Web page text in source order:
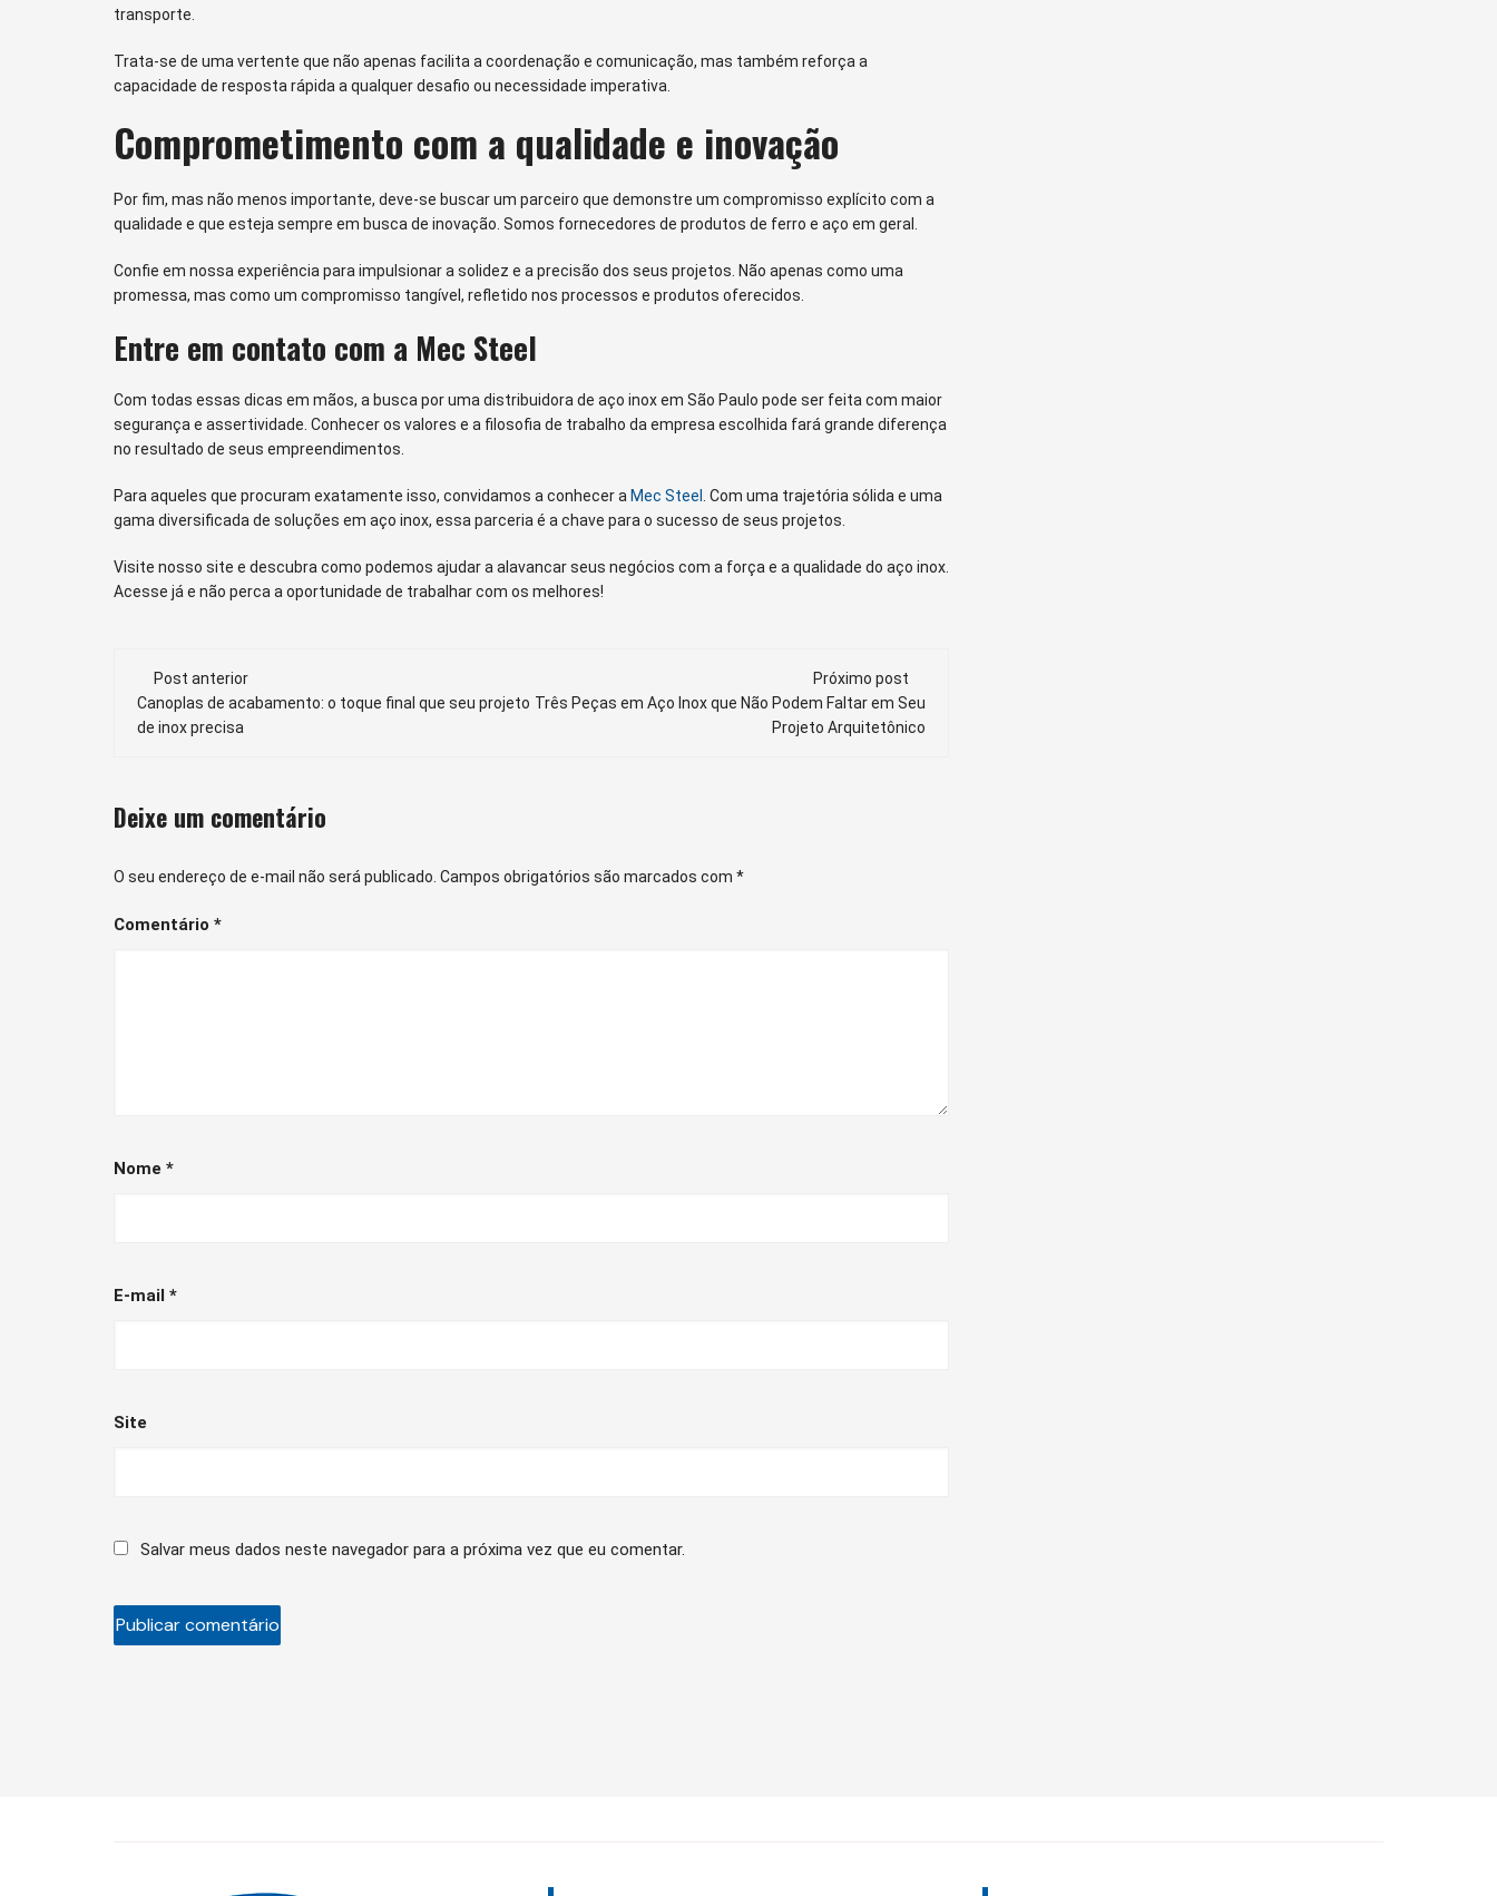
transporte.
Trata-se de uma vertente que não apenas facilita a coordenação e comunicação, mas também reforça a
capacidade de resposta rápida a qualquer desafio ou necessidade imperativa.
Comprometimento com a qualidade e inovação
Por fim, mas não menos importante, deve-se buscar um parceiro que demonstre um compromisso explícito com a
qualidade e que esteja sempre em busca de inovação. Somos fornecedores de produtos de ferro e aço em geral.
Confie em nossa experiência para impulsionar a solidez e a precisão dos seus projetos. Não apenas como uma
promessa, mas como um compromisso tangível, refletido nos processos e produtos oferecidos.
Entre em contato com a Mec Steel
Com todas essas dicas em mãos, a busca por uma distribuidora de aço inox em São Paulo pode ser feita com maior
segurança e assertividade. Conhecer os valores e a filosofia de trabalho da empresa escolhida fará grande diferença
no resultado de seus empreendimentos.
Para aqueles que procuram exatamente isso, convidamos a conhecer a Mec Steel
. Com uma trajetória sólida e uma
gama diversificada de soluções em aço inox, essa parceria é a chave para o sucesso de seus projetos.
Visite nosso site e descubra como podemos ajudar a alavancar seus negócios com a força e a qualidade do aço inox.
Acesse já e não perca a oportunidade de trabalhar com os melhores!
Navegação
de
Post anterior
Canoplas de acabamento: o toque final que seu projeto
de inox precisa
Próximo post
Três Peças em Aço Inox que Não Podem Faltar em Seu
Projeto Arquitetônico
Deixe um comentário
O seu endereço de e-mail não será publicado. Campos obrigatórios são marcados com *
Comentário *
Nome *
E-mail *
Site
Salvar meus dados neste navegador para a próxima vez que eu comentar.